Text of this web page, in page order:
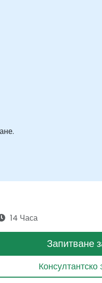
14 Часа
Запитване
Консултантско